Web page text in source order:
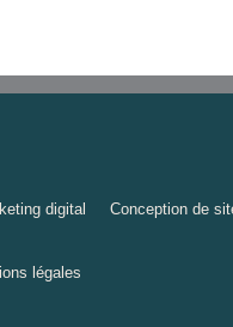
digital Conception de
légales